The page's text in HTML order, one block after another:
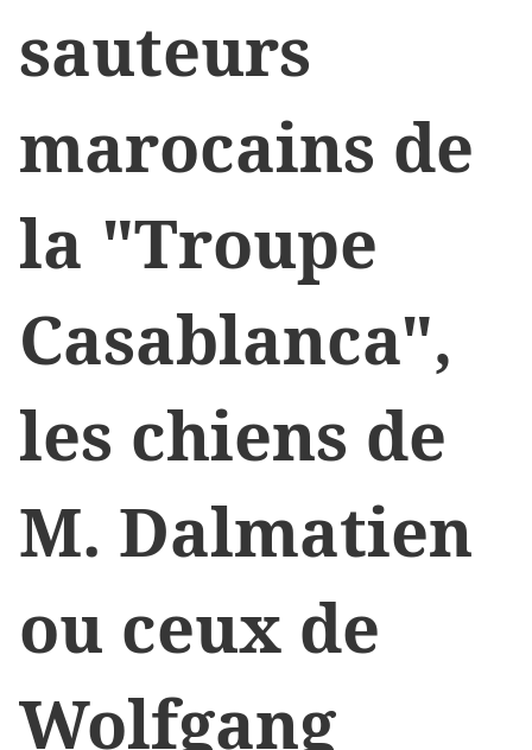
sauteurs
marocains de
la "Troupe
Casablanca",
les chiens de
M. Dalmatien
ou ceux de
Wolfgang